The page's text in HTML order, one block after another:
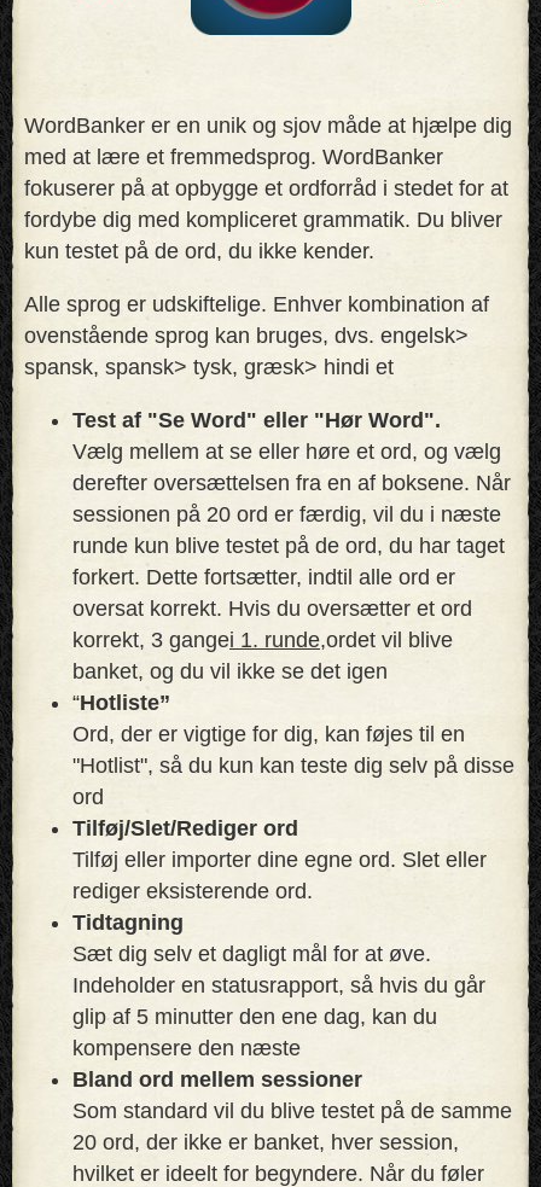
WordBanker er en unik og sjov måde at hjælpe dig
med at lære et fremmedsprog. WordBanker
fokuserer på at opbygge et ordforråd i stedet for at
fordybe dig med kompliceret grammatik. Du bliver
kun testet på de ord, du ikke kender.
Alle sprog er udskiftelige. Enhver kombination af
ovenstående sprog kan bruges, dvs. engelsk>
spansk, spansk> tysk, græsk> hindi et
Test af "Se Word" eller "Hør Word".
Vælg mellem at se eller høre et ord, og vælg
derefter oversættelsen fra en af ​​boksene. Når
sessionen på 20 ord er færdig, vil du i næste
runde kun blive testet på de ord, du har taget
forkert. Dette fortsætter, indtil alle ord er
oversat korrekt. Hvis du oversætter et ord
korrekt, 3 gangei 1. runde,ordet vil blive
banket, og du vil ikke se det igen
“Hotliste”
Ord, der er vigtige for dig, kan føjes til en
"Hotlist", så du kun kan teste dig selv på disse
ord
Tilføj/Slet/Rediger ord
Tilføj eller importer dine egne ord. Slet eller
rediger eksisterende ord.
Tidtagning
Sæt dig selv et dagligt mål for at øve.
Indeholder en statusrapport, så hvis du går
glip af 5 minutter den ene dag, kan du
kompensere den næste
Bland ord mellem sessioner
Som standard vil du blive testet på de samme
20 ord, der ikke er banket, hver session,
hvilket er ideelt for begyndere. Når du føler